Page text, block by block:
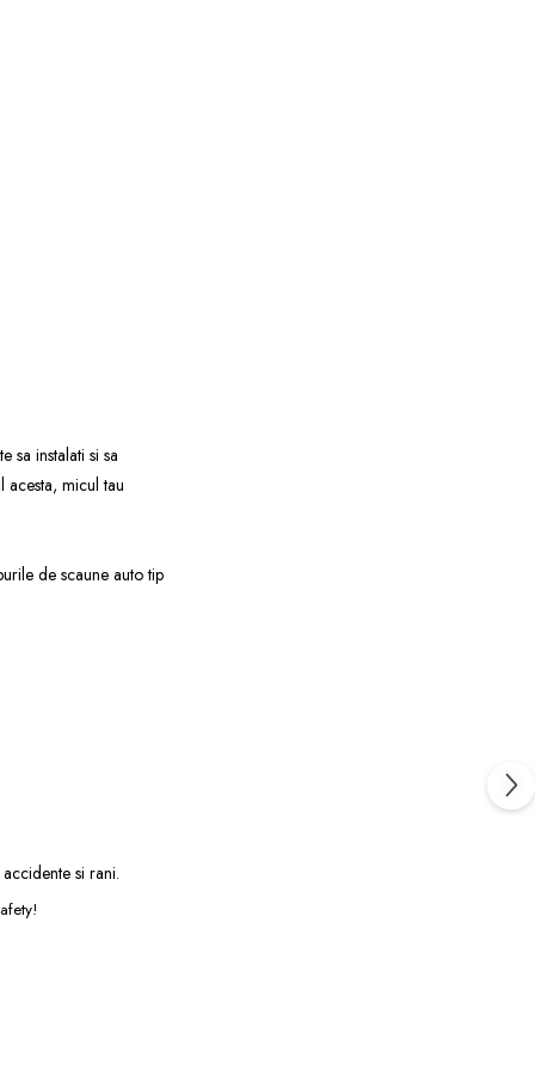
sa instalati si sa
micul tau
de scaune auto tip
si rani.